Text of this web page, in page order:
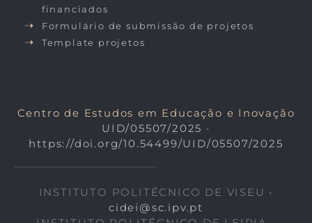
financiados
Formulário de submissão de projetos
Template projetos
Centro de Estudos em Educação e Inovação
UID/05507/2025 •
https://doi.org/10.54499/UID/05507/2025
INSTITUTO POLITÉCNICO DE VISEU •
cidei@sc.ipv.pt